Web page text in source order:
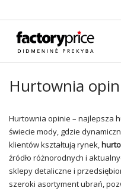
Hurtownia
Hurtownia opinie – najlepsza
świecie mody, gdzie
klientów kształtują rynek,
źródło różnorodnych i
sklepy detaliczne i
szeroki asortyment ubrań,